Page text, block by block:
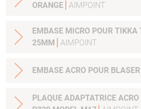
ORANGE AIMPOINT
EMBASE MICRO POUR
25MM
AIMPOINT
EMBASE ACRO POUR BLASER
PLAQUE ADAPTATRICE